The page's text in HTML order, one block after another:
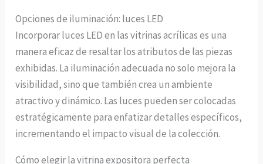
Opciones de iluminación: luces LED
Incorporar luces LED en las vitrinas acrílicas es una
manera eficaz de resaltar los atributos de las piezas
exhibidas. La iluminación adecuada no solo mejora la
visibilidad, sino que también crea un ambiente
atractivo y dinámico. Las luces pueden ser colocadas
estratégicamente para enfatizar detalles específicos,
incrementando el impacto visual de la colección.
Cómo elegir la vitrina expositora perfecta